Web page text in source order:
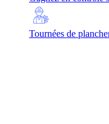
Tournées de